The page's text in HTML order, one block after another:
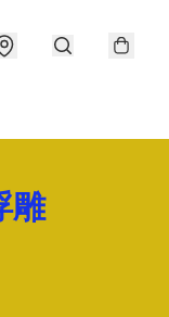
雕